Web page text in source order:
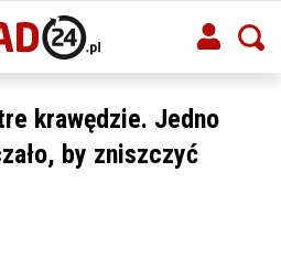
krawędzie. Jedno
by zniszczyć